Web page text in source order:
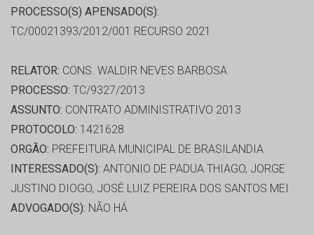
PROCESSO(S) APENSADO(S):
TC/00021393/2012/001 RECURSO 2021
RELATOR: CONS. WALDIR NEVES BARBOSA
PROCESSO: TC/9327/2013
ASSUNTO: CONTRATO ADMINISTRATIVO 2013
PROTOCOLO: 1421628
ORGÃO: PREFEITURA MUNICIPAL DE BRASILANDIA
INTERESSADO(S): ANTONIO DE PADUA THIAGO, JORGE
JUSTINO DIOGO, JOSÉ LUIZ PEREIRA DOS SANTOS MEI
ADVOGADO(S): NÃO HÁ